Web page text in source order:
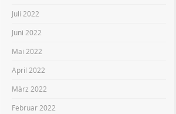
Juli 2022
Juni 2022
Mai 2022
April 2022
März 2022
Februar 2022